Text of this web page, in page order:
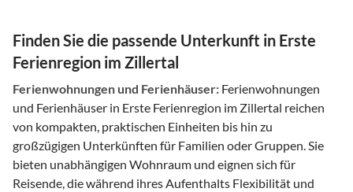
Finden Sie die passende Unterkunft in Erste
Ferienregion im Zillertal
Ferienwohnungen und Ferienhäuser: Ferienwohnungen
und Ferienhäuser in Erste Ferienregion im Zillertal reichen
von kompakten, praktischen Einheiten bis hin zu
großzügigen Unterkünften für Familien oder Gruppen. Sie
bieten unabhängigen Wohnraum und eignen sich für
Reisende, die während ihres Aufenthalts Flexibilität und